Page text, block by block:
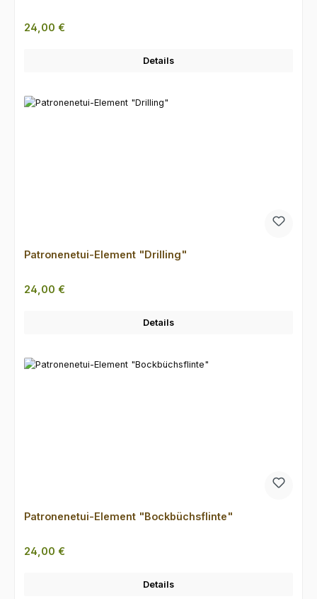
Regulärer Preis:
24,00 €
Details
Patronenetui-Element "Drilling"
Regulärer Preis:
24,00 €
Details
Patronenetui-Element "Bockbüchsflinte"
Regulärer Preis:
24,00 €
Details